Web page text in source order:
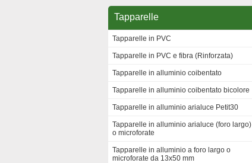
Tapparelle
Tapparelle in PVC
Tapparelle in PVC e fibra (Rinforzata)
Tapparelle in alluminio coibentato
Tapparelle in alluminio coibentato bicolore
Tapparelle in alluminio arialuce Petit30
Tapparelle in alluminio arialuce (foro largo)
o microforate
Tapparelle in alluminio a foro largo o
microforate da 13x50 mm